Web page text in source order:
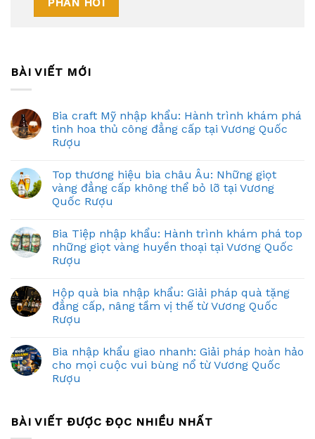
BÀI VIẾT MỚI
Bia craft Mỹ nhập khẩu: Hành trình khám phá
tinh hoa thủ công đẳng cấp tại Vương Quốc
Rượu
Top thương hiệu bia châu Âu: Những giọt
vàng đẳng cấp không thể bỏ lỡ tại Vương
Quốc Rượu
Bia Tiệp nhập khẩu: Hành trình khám phá top
những giọt vàng huyền thoại tại Vương Quốc
Rượu
Hộp quà bia nhập khẩu: Giải pháp quà tặng
đẳng cấp, nâng tầm vị thế từ Vương Quốc
Rượu
Bia nhập khẩu giao nhanh: Giải pháp hoàn hảo
cho mọi cuộc vui bùng nổ từ Vương Quốc
Rượu
BÀI VIẾT ĐƯỢC ĐỌC NHIỀU NHẤT